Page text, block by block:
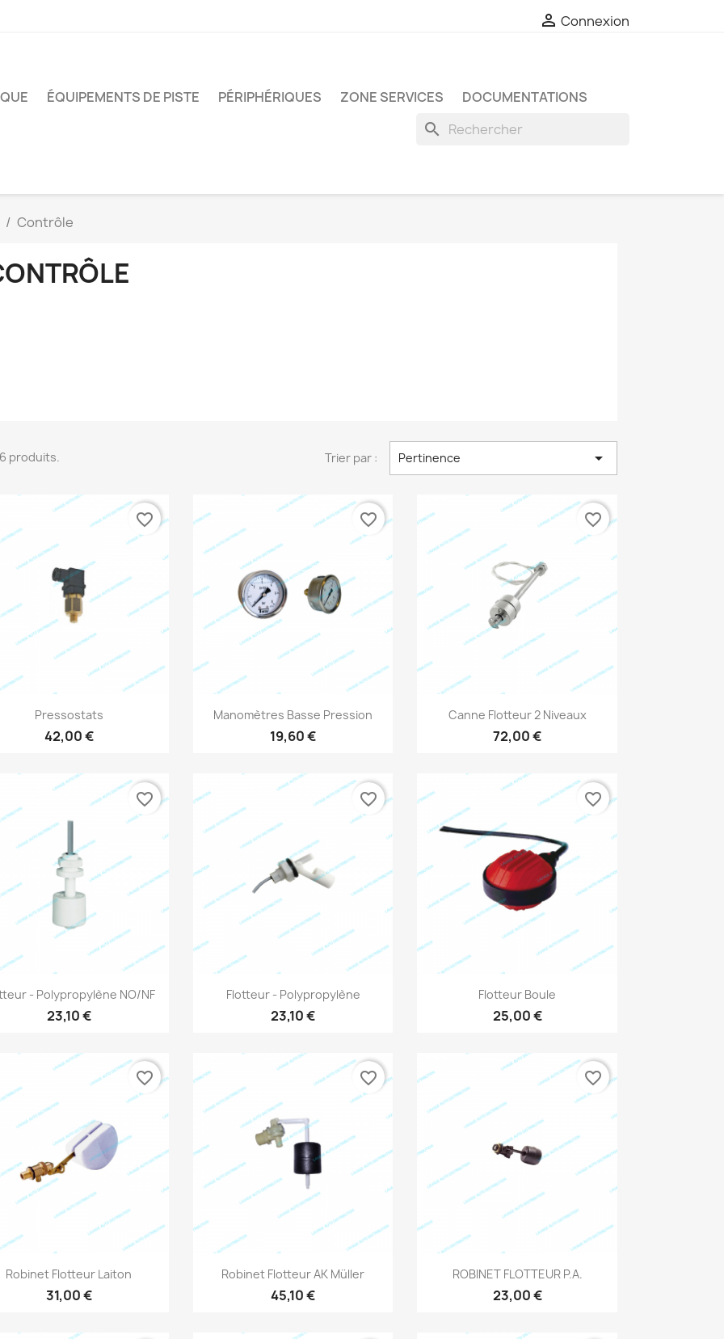
 Connexion
ÉQUIPEMENTS DE PISTE PÉRIPHÉRIQUES ZONE SERVICES DOCUMENTATIONS
search
Contrôle
produits. Trier par : Pertinence 
Aperçu rapide
Pressostats
42,00 €
favorite_border
Aperçu rapide
Manomètres Basse Pression
19,60 €
favorite_border
Aperçu rapide
Canne Flotteur 2 Niveaux
72,00 €
favorite_border
Aperçu rapide
- Polypropylène NO/NF
23,10 €
favorite_border
Aperçu rapide
Flotteur - Polypropylène
23,10 €
favorite_border
Aperçu rapide
Flotteur Boule
25,00 €
favorite_border
Aperçu rapide
Robinet Flotteur Laiton
31,00 €
favorite_border
Aperçu rapide
Robinet Flotteur AK Müller
45,10 €
favorite_border
Aperçu rapide
ROBINET FLOTTEUR P.A.
23,00 €
favorite_border